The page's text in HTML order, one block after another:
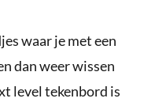
waar je met een
dan weer wissen
level tekenbord is